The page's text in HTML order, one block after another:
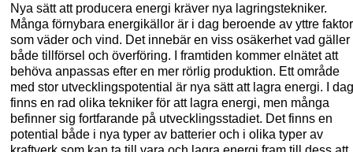
Nya sätt att producera energi kräver nya lagringstekniker.
Många förnybara energikällor är i dag beroende av yttre
som väder och vind. Det innebär en viss osäkerhet vad gäller
både tillförsel och överföring. I framtiden kommer elnätet att
behöva anpassas efter en mer rörlig produktion. Ett område
med stor utvecklingspotential är nya sätt att lagra energi. I dag
finns en rad olika tekniker för att lagra energi, men många
befinner sig fortfarande på utvecklingsstadiet. Det finns en
potential både i nya typer av batterier och i olika typer av